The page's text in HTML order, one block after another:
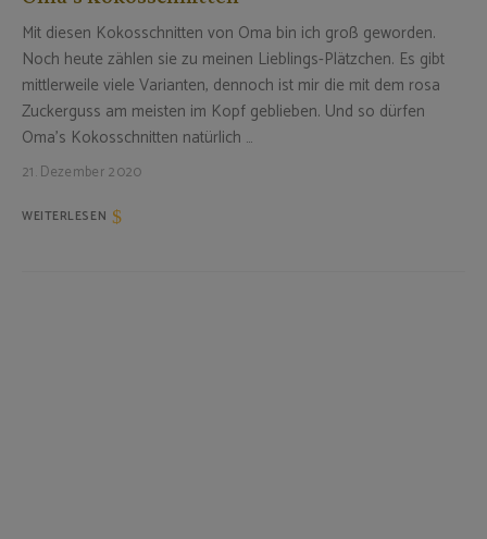
Mit diesen Kokosschnitten von Oma bin ich groß geworden.
Noch heute zählen sie zu meinen Lieblings-Plätzchen. Es gibt
mittlerweile viele Varianten, dennoch ist mir die mit dem rosa
Zuckerguss am meisten im Kopf geblieben. Und so dürfen
Oma’s Kokosschnitten natürlich …
21. Dezember 2020
WEITERLESEN